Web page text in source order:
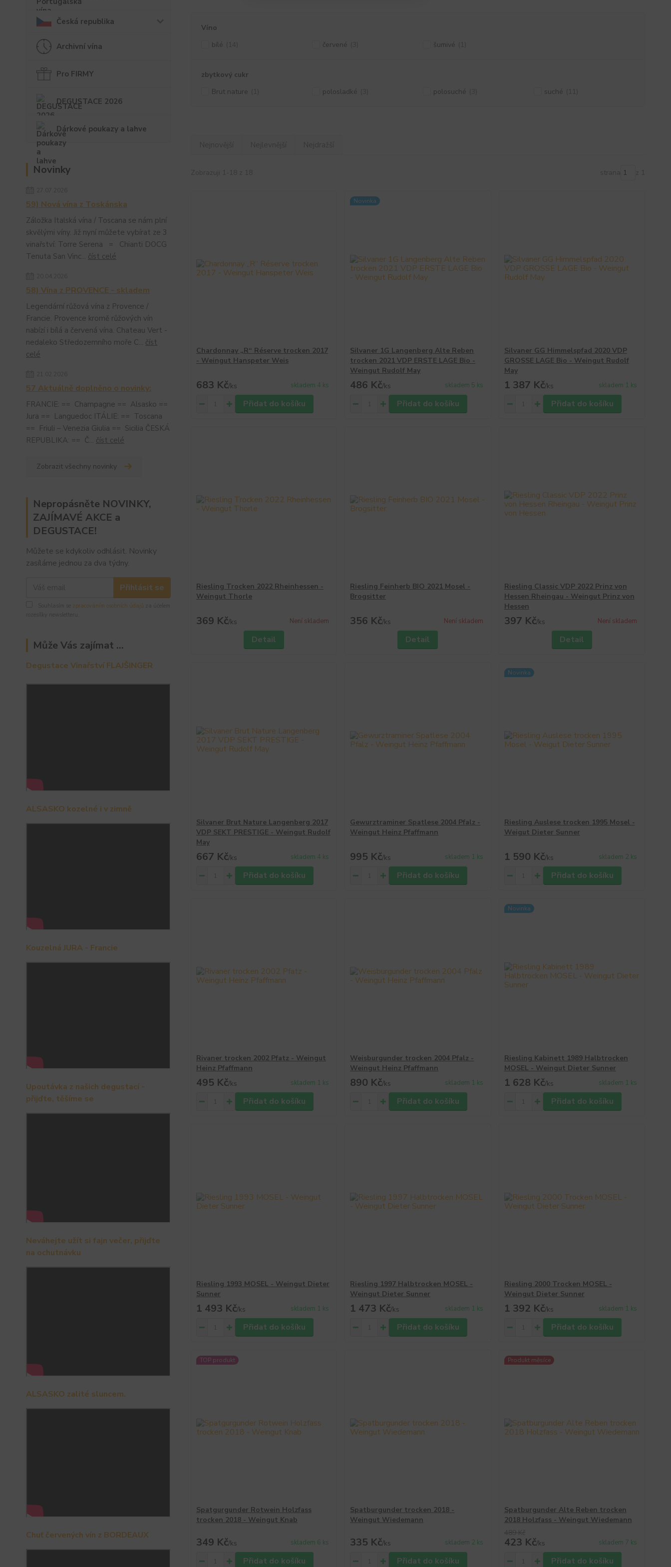
Česká republika
Archivní vína
Pro FIRMY
DEGUSTACE 2026
Dárkové poukazy a lahve
Novinky
59) Nová vína z Toskánska
Záložka Italská vína / Toscana se nám plní
skvělými víny. Již nyní můžete vybírat ze 3
vinařství: Torre Serena = Chianti DOCG
Tenuta San Vinc... číst celé
58) Vína z PROVENCE - skladem
Legendární růžová vína z Provence /
Francie. Provence kromě růžových vín
nabízí i bílá a červená vína. Chateau Vert -
nedaleko Středozemního moře C... číst
celé
57 Aktuálně doplněno o novinky:
FRANCIE: == Champagne == Alsasko ==
Jura == Languedoc ITÁLIE: == Toscana
== Friuli – Venezia Giulia == Sicilia ČESKÁ
REPUBLIKA: == Č... číst celé
Zobrazit všechny novinky
Nepropásněte NOVINKY,
ZAJÍMAVÉ AKCE a
DEGUSTACE!
Můžete se kdykoliv odhlásit. Novinky
zasíláme jednou za dva týdny.
Přihlásit se
zpracováním osobních údajů
Může Vás zajímat ...
Degustace Vinařství FLAJŠINGER
ALSASKO kozelné i v zimně
Kouzelná JURA - Francie
Upoutávka z našich degustací -
přijďte, těšíme se
Neváhejte užít si fajn večer, přijďte
na ochutnávku
ALSASKO zalité sluncem.
Chuť červených vín z BORDEAUX
Víno
bílé
červené šumivé
zbytkový cukr
Brut nature
polosladké polosuché suché
Chardonnay „R“ Réserve trocken 2017
- Weingut Hanspeter Weis
683 Kč/ks skladem 4 ks
Přidat do košíku
Novinka
Silvaner 1G Langenberg Alte Reben
trocken 2021 VDP ERSTE LAGE Bio -
Weingut Rudolf May
486 Kč/ks skladem 5 ks
Přidat do košíku
Silvaner GG Himmelspfad 2020 VDP
GROSSE LAGE Bio - Weingut Rudolf
May
1 387 Kč/ks skladem 1 ks
Přidat do košíku
Riesling Trocken 2022 Rheinhessen -
Weingut Thorle
369 Kč/ks Není skladem
Detail
Riesling Feinherb BIO 2021 Mosel -
Brogsitter
356 Kč/ks Není skladem
Detail
Riesling Classic VDP 2022 Prinz von
Hessen Rheingau - Weingut Prinz von
Hessen
397 Kč/ks Není skladem
Detail
Silvaner Brut Nature Langenberg 2017
VDP SEKT PRESTIGE - Weingut Rudolf
May
667 Kč/ks skladem 4 ks
Přidat do košíku
Gewurztraminer Spatlese 2004 Pfalz -
Weingut Heinz Pfaffmann
995 Kč/ks skladem 1 ks
Přidat do košíku
Novinka
Riesling Auslese trocken 1995 Mosel -
Weigut Dieter Sunner
1 590 Kč/ks skladem 2 ks
Přidat do košíku
Rivaner trocken 2002 Pfatz - Weingut
Heinz Pfaffmann
495 Kč/ks skladem 1 ks
Přidat do košíku
Weisburgunder trocken 2004 Pfalz -
Weingut Heinz Pfaffmann
890 Kč/ks skladem 1 ks
Přidat do košíku
Novinka
Riesling Kabinett 1989 Halbtrocken
MOSEL - Weingut Dieter Sunner
1 628 Kč/ks skladem 1 ks
Přidat do košíku
Riesling 1993 MOSEL - Weingut Dieter
Sunner
1 493 Kč/ks skladem 1 ks
Přidat do košíku
Riesling 1997 Halbtrocken MOSEL -
Weingut Dieter Sunner
1 473 Kč/ks skladem 1 ks
Přidat do košíku
Riesling 2000 Trocken MOSEL -
Weingut Dieter Sunner
1 392 Kč/ks skladem 1 ks
Přidat do košíku
TOP produkt
Spatgurgunder Rotwein Holzfass
trocken 2018 - Weingut Knab
349 Kč/ks skladem 6 ks
Přidat do košíku
Spatburgunder trocken 2018 -
Weingut Wiedemann
335 Kč/ks skladem 2 ks
Přidat do košíku
Produkt měsíce
Spatburgunder Alte Reben trocken
2018 Holzfass - Weingut Wiedemann
423 Kč/ks skladem 7 ks
Přidat do košíku